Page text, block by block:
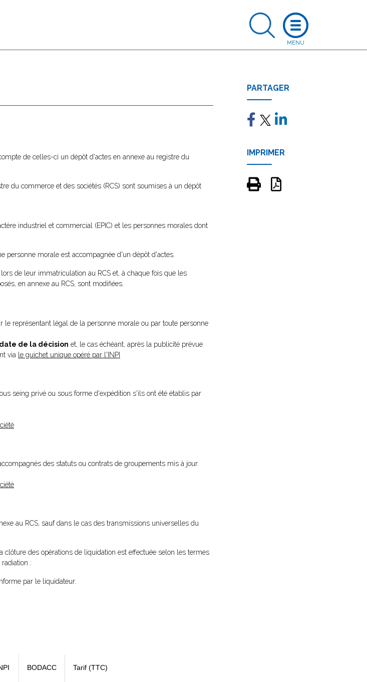
de celles-ci un dépôt d'actes en annexe au registre du
du commerce et des sociétés (RCS) sont soumises à un dépôt
industriel et commercial (EPIC) et les personnes morales dont
personne morale est accompagnée d'un dépôt d'actes.
de leur immatriculation au RCS et, à chaque fois que les
en annexe au RCS, sont modifiées.
le représentant légal de la personne morale ou par toute personne
de la décision et, le cas échéant, après la publicité prévue
via le guichet unique opéré par l'INPI
seing privé ou sous forme d'expédition s'ils ont été établis par
des statuts ou contrats de groupements mis à jour.
au RCS, sauf dans le cas des transmissions universelles du
clôture des opérations de liquidation est effectuée selon les termes
:
par le liquidateur.
BODACC Tarif (TTC)
PARTAGER
IMPRIMER